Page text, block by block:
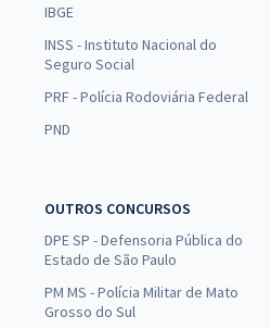
IBGE
INSS - Instituto Nacional do
Seguro Social
PRF - Polícia Rodoviária Federal
PND
OUTROS CONCURSOS
DPE SP - Defensoria Pública do
Estado de São Paulo
PM MS - Polícia Militar de Mato
Grosso do Sul